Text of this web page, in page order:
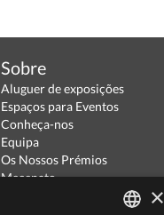
Sobre
Aluguer de exposições
Espaços para Eventos
Conheça-nos
Equipa
Os Nossos Prémios
Mecenato
×